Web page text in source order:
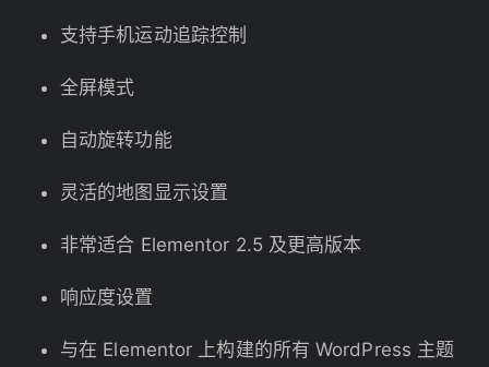
支持手机运动追踪控制
全屏模式
自动旋转功能
灵活的地图显示设置
非常适合 Elementor 2.5 及更高版本
响应度设置
与在 Elementor 上构建的所有 WordPress 主题